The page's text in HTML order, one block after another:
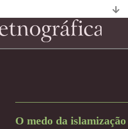
O medo da